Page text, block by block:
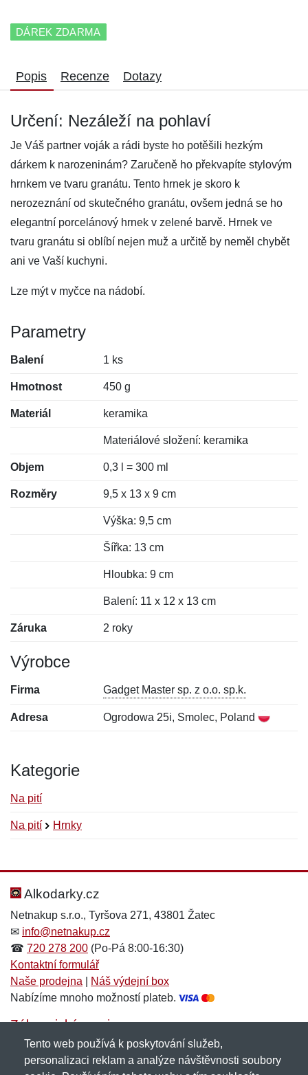
DÁREK ZDARMA
Popis Recenze Dotazy
Určení: Nezáleží na pohlaví
Je Váš partner voják a rádi byste ho potěšili hezkým
dárkem k narozeninám? Zaručeně ho překvapíte stylovým
hrnkem ve tvaru granátu. Tento hrnek je skoro k
nerozeznání od skutečného granátu, ovšem jedná se ho
elegantní porcelánový hrnek v zelené barvě. Hrnek ve
tvaru granátu si oblíbí nejen muž a určitě by neměl chybět
ani ve Vaší kuchyni.
Lze mýt v myčce na nádobí.
Parametry
Balení 1 ks
Hmotnost 450 g
Materiál keramika
Materiálové složení: keramika
Objem 0,3 l = 300 ml
Rozměry 9,5 x 13 x 9 cm
Výška: 9,5 cm
Šířka: 13 cm
Hloubka: 9 cm
Balení: 11 x 12 x 13 cm
Záruka 2 roky
Výrobce
Firma Gadget Master sp. z o.o. sp.k.
Adresa Ogrodowa 25i, Smolec, Poland
Kategorie
Na pití
Na pití Hrnky
Hodnocení:
Jméno: *
Jméno:
E-mail:*
Alkodarky.cz
Netnakup s.r.o., Tyršova 271, 43801 Žatec
✉ info@netnakup.cz
☎ 720 278 200 (Po-Pá 8:00-16:30)
Kontaktní formulář
Naše prodejna
Náš výdejní box
Nabízíme mnoho možností plateb.
Zákaznický servis
Novinky emailem
Tento web používá k poskytování služeb,
personalizaci reklam a analýze návštěvnosti soubory